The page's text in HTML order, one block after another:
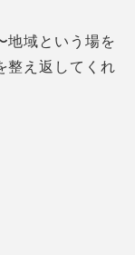
地域という場を
整え返してくれ